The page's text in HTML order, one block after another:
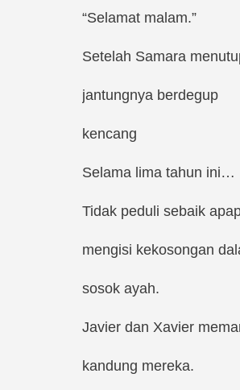
“Selamat malam.”
Setelah Samara
jantungnya berdegup
kencang
Selama lima tahun ini…
Tidak peduli sebaik
mengisi kekosongan
sosok ayah.
Javier dan Xavier
kandung mereka.